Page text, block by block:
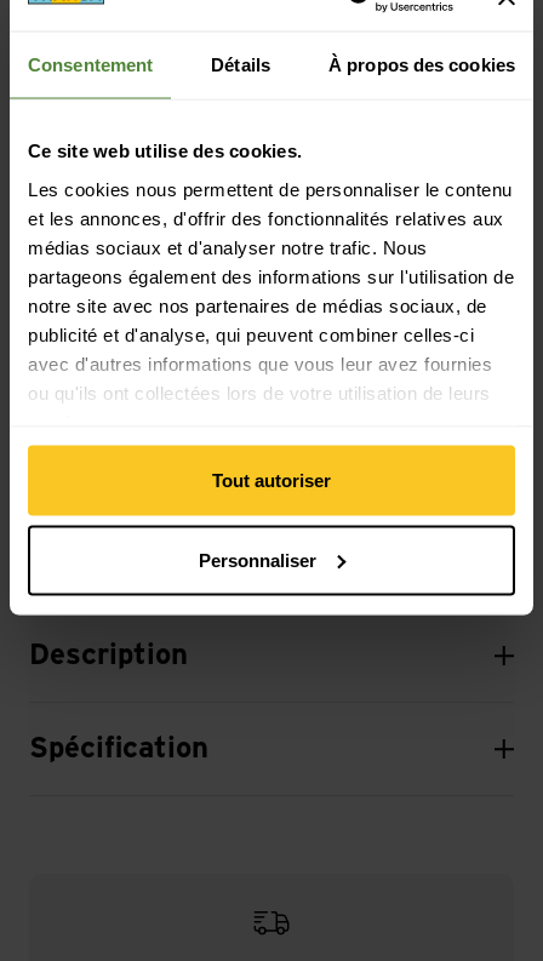
Consentement Détails À propos des cookies
Ce site web utilise des cookies.
Les cookies nous permettent de personnaliser le contenu
et les annonces, d'offrir des fonctionnalités relatives aux
médias sociaux et d'analyser notre trafic. Nous
partageons également des informations sur l'utilisation de
notre site avec nos partenaires de médias sociaux, de
publicité et d'analyse, qui peuvent combiner celles-ci
avec d'autres informations que vous leur avez fournies
ou qu'ils ont collectées lors de votre utilisation de leurs
Tout autoriser
Personnaliser
Durabilité: Protection de l'environnement
Propriété du matériau
Propriétés du matériau: séchage rapide | anti-odeur
Matériau
Matériau composition: 50% Polyester (recyclé) | 30%
(Nylon)
Description
Spécification